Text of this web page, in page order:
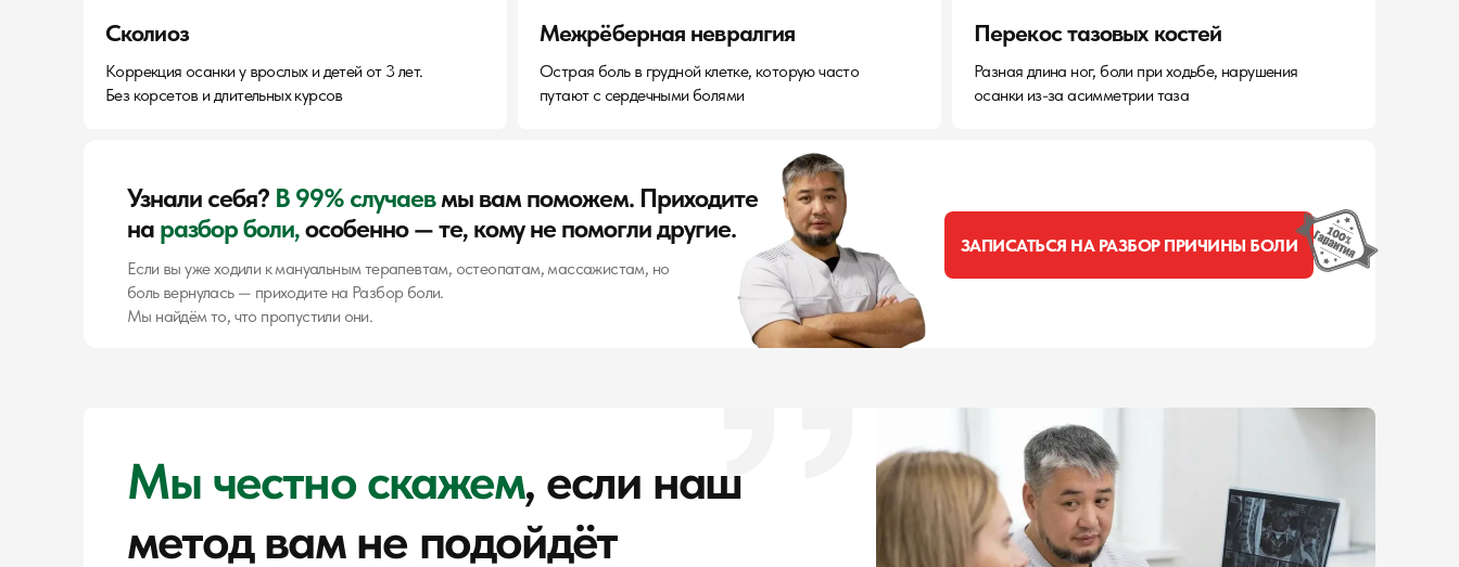
Узнали себя? В 99% случаевмы вам поможем. Приходите
на разбор боли,особенно — те, кому не помогли другие.
Межрёберная невралгия
Сколиоз Перекос тазовых костей
Если вы уже ходили к мануальным терапевтам, остеопатам, массажистам, но
боль вернулась — приходите на Разбор боли.
Мы найдём то, что пропустили они.
Острая боль в грудной клетке, которую часто
путают с сердечными болями
ЗАПИСАТЬСЯ НА РАЗБОР ПРИЧИНЫ БОЛИ
Коррекция осанки у врослых и детей от 3 лет.
Без корсетов и длительных курсов
Разная длина ног, боли при ходьбе, нарушения
осанки из-за асимметрии таза
Мы честно скажем, если наш
метод вам не подойдёт